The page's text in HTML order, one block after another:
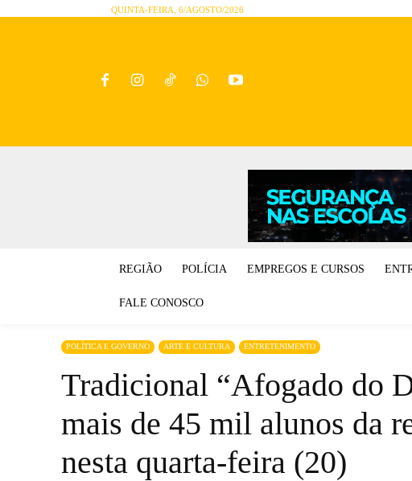
QUINTA-FEIRA, 6/AGOSTO/2026
REGIÃO POLÍCIA EMPREGOS E CURSOS
FALE CONOSCO
POLÍTICA E GOVERNO ARTE E CULTURA ENTRETENIMENTO
Tradicional “Afogado do
mais de 45 mil alunos da
nesta quarta-feira (20)